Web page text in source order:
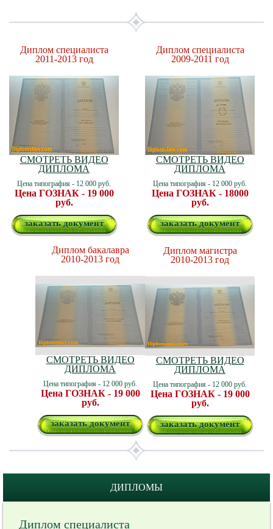
Диплом специалиста
2011-2013 год
СМОТРЕТЬ ВИДЕО
ДИПЛОМА
Цена типография - 12 000 руб.
Цена ГОЗНАК - 19 000
руб.
заказать документ
Диплом специалиста
2009-2011 год
СМОТРЕТЬ ВИДЕО
ДИПЛОМА
Цена типография - 12 000 руб.
Цена ГОЗНАК - 18000
руб.
заказать документ
Диплом бакалавра
2010-2013 год
СМОТРЕТЬ ВИДЕО
ДИПЛОМА
Цена типография - 12 000 руб.
Цена ГОЗНАК - 19 000
руб.
заказать документ
Диплом магистра
2010-2013 год
СМОТРЕТЬ ВИДЕО
ДИПЛОМА
Цена типография - 12 000 руб.
Цена ГОЗНАК - 19 000
руб.
заказать документ
ДИПЛОМЫ
Диплом специалиста